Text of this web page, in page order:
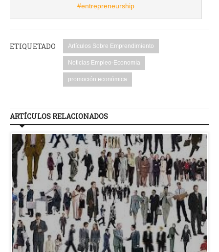
#entrepreneurship
ETIQUETADO Artículos Sobre Emprendimiento
Noticias Empleo-Economía
promoción económica
ARTÍCULOS RELACIONADOS